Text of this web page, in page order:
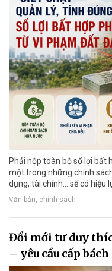
Phải nộp toàn bộ số lợi bất
một trong những chính
dụng, tài chính... sẽ có hiệu
Văn bản, chính sách
Đổi mới tư duy
– yêu cầu cấp